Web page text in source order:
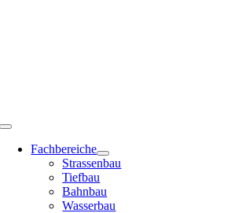
Toggle
NavigationFachbereiche
Strassenbau
Tiefbau
Bahnbau
Wasserbau